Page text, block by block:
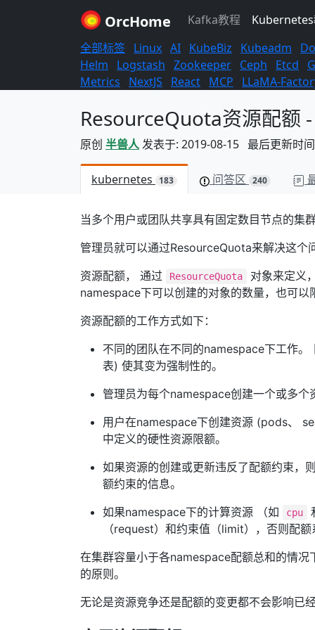
OrcHome Kafka教程
全部标签 Linux AI KubeBiz Kubeadm
Helm
Logstash Zookeeper Ceph Etcd
Metrics
NextJS React MCP LLaMA-
ResourceQuota资源配额
原创 半兽人发表于: 2019-08-15 最后更新时
kubernetes 183 问答区 240
当多个用户或团队共享具有固定数目节点的集
管理员就可以通过ResourceQuota来解决这个
资源配额， 通过
ResourceQuota
对象来定义
namespace下可以创建的对象的数量，也可
资源配额的工作方式如下：
不同的团队在不同的namespace下工作
表) 使其变为强制性的。
管理员为每个namespace创建一个或多个
用户在namespace下创建资源 (pods、
中定义的硬性资源限额。
如果资源的创建或更新违反了配额约束，
额约束的信息。
如果namespace下的计算资源 （如
cpu
（request）和约束值（limit），否则配
在集群容量小于各namespace配额总和的情
的原则。
无论是资源竞争还是配额的变更都不会影响已